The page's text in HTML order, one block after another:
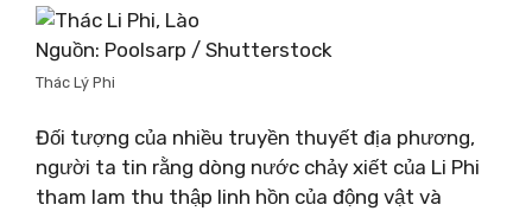
Nguồn: Poolsarp / Shutterstock
Thác Lý Phi
Đối tượng của nhiều truyền thuyết địa phương,
người ta tin rằng dòng nước chảy xiết của Li Phi
tham lam thu thập linh hồn của động vật và